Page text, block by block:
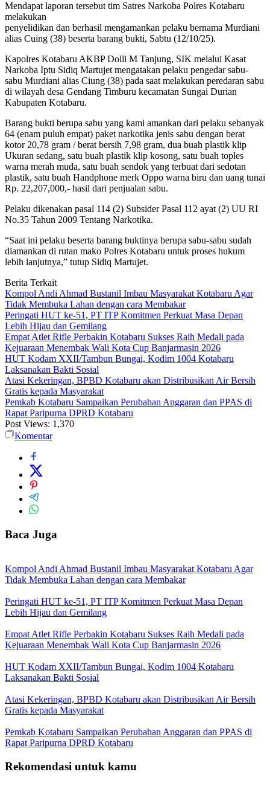
Mendapat laporan tersebut tim Satres Narkoba Polres Kotabaru
melakukan
penyelidikan dan berhasil mengamankan pelaku bernama Murdiani
alias Cuing (38) beserta barang bukti, Sabtu (12/10/25).
Kapolres Kotabaru AKBP Dolli M Tanjung, SIK melalui Kasat
Narkoba Iptu Sidiq Martujet mengatakan pelaku pengedar sabu-
sabu Murdiani alias Ciung (38) pada saat melakukan peredaran sabu
di wilayah desa Gendang Timburu kecamatan Sungai Durian
Kabupaten Kotabaru.
Barang bukti berupa sabu yang kami amankan dari pelaku sebanyak
64 (enam puluh empat) paket narkotika jenis sabu dengan berat
kotor 20,78 gram / berat bersih 7,98 gram, dua buah plastik klip
Ukuran sedang, satu buah plastik klip kosong, satu buah toples
warna merah muda, satu buah sendok yang terbuat dari sedotan
plastik, satu buah Handphone merk Oppo warna biru dan uang tunai
Rp. 22,207,000,- hasil dari penjualan sabu.
Pelaku dikenakan pasal 114 (2) Subsider Pasal 112 ayat (2) UU RI
No.35 Tahun 2009 Tentang Narkotika.
“Saat ini pelaku beserta barang buktinya berupa sabu-sabu sudah
diamankan di rutan mako Polres Kotabaru untuk proses hukum
lebih lanjutnya,” tutup Sidiq Martujet.
Berita Terkait
Kompol Andi Ahmad Bustanil Imbau Masyarakat Kotabaru Agar
Tidak Membuka Lahan dengan cara Membakar
Peringati HUT ke-51, PT ITP Komitmen Perkuat Masa Depan
Lebih Hijau dan Gemilang
Empat Atlet Rifle Perbakin Kotabaru Sukses Raih Medali pada
Kejuaraan Menembak Wali Kota Cup Banjarmasin 2026
HUT Kodam XXII/Tambun Bungai, Kodim 1004 Kotabaru
Laksanakan Bakti Sosial
Atasi Kekeringan, BPBD Kotabaru akan Distribusikan Air Bersih
Gratis kepada Masyarakat
Pemkab Kotabaru Sampaikan Perubahan Anggaran dan PPAS di
Rapat Paripurna DPRD Kotabaru
Post Views: 1,370
Komentar
Baca Juga
Kompol Andi Ahmad Bustanil Imbau Masyarakat Kotabaru Agar
Tidak Membuka Lahan dengan cara Membakar
Peringati HUT ke-51, PT ITP Komitmen Perkuat Masa Depan
Lebih Hijau dan Gemilang
Empat Atlet Rifle Perbakin Kotabaru Sukses Raih Medali pada
Kejuaraan Menembak Wali Kota Cup Banjarmasin 2026
HUT Kodam XXII/Tambun Bungai, Kodim 1004 Kotabaru
Laksanakan Bakti Sosial
Atasi Kekeringan, BPBD Kotabaru akan Distribusikan Air Bersih
Gratis kepada Masyarakat
Pemkab Kotabaru Sampaikan Perubahan Anggaran dan PPAS di
Rapat Paripurna DPRD Kotabaru
Rekomendasi untuk kamu